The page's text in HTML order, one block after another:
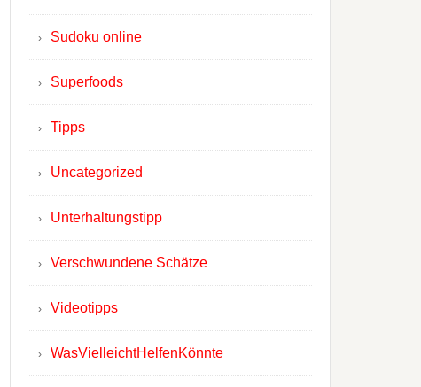
Sudoku online
Superfoods
Tipps
Uncategorized
Unterhaltungstipp
Verschwundene Schätze
Videotipps
WasVielleichtHelfenKönnte